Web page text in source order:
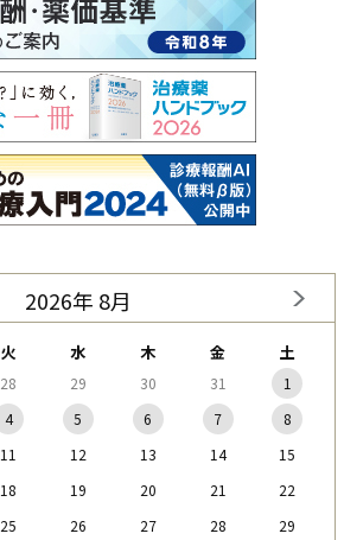
2026年 8月
火 水 木 金 土
28 29 30 31
1
4 5 6 7
8
11 12 13 14
15
18 19 20 21
22
25 26 27 28
29